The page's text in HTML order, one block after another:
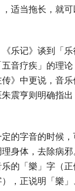
当拖长，就可
乐记》谈到「
音疗疾」的理
》中更说，音
震亨则明确指
的字音的时候
身体，去除病
的「樂」字（
，正说明「樂」